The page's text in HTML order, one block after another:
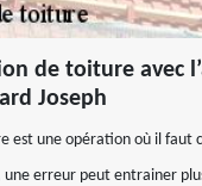
de toiture avec
Joseph
est une opération où il faut
une erreur peut entrainer